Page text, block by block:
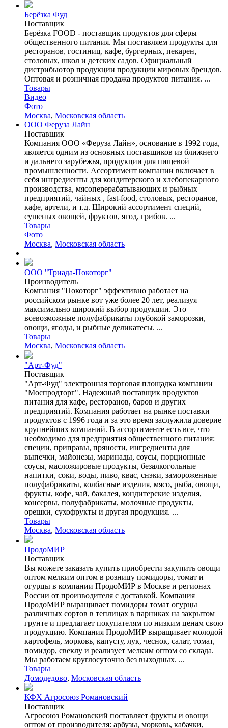
Берёзка Фуд
Поставщик
Берёзка FOOD - поставщик продуктов для сферы
общественного питания. Мы поставляем продукты для
ресторанов, гостиниц, кафе, бургерных, пекарен,
столовых, школ и детских садов. Официальный
дистрибьютор продукции продукции мировых брендов.
Оптовая и розничная продажа продуктов питания. ...
Товары
Видео
Фото
Москва, Московская область
ООО Феруза Лайн
Поставщик
Компания ООО «Феруза Лайн», основание в 1992 года,
является одним из основных поставщиков из ближнего
и дальнего зарубежья, продукции для пищевой
промышленности. Ассортимент компании включает в
себя ингредиенты для кондитерского и хлебопекарного
производства, мясоперерабатывающих и рыбных
предприятий, чайных , fast-food, столовых, ресторанов,
кафе, артели, и т.д. Широкий ассортимент специй,
сушеных овощей, фруктов, ягод, грибов. ...
Товары
Фото
Москва, Московская область
ООО "Триада-Покоторг"
Производитель
Компания "Покоторг" эффективно работает на
российском рынке вот уже более 20 лет, реализуя
максимально широкий выбор продукции. Это
всевозможные полуфабрикаты глубокой заморозки,
овощи, ягоды, и рыбные деликатесы. ...
Товары
Москва, Московская область
"Арт-Фуд"
Поставщик
"Арт-Фуд" электронная торговая площадка компании
"Моспродторг". Надежный поставщик продуктов
питания для кафе, ресторанов, баров и других
предприятий. Компания работает на рынке поставки
продуктов с 1996 года и за это время заслужила доверие
крупнейших компаний. В ассортименте есть все, что
необходимо для предприятия общественного питания:
специи, приправы, пряности, ингредиенты для
выпечки, майонезы, маринады, соусы, порционные
соусы, масложировые продукты, безалкогольные
напитки, соки, воды, пиво, квас, снэки, замороженные
полуфабрикаты, колбасные изделия, мясо, рыба, овощи,
фрукты, кофе, чай, бакалея, кондитерские изделия,
консервы, полуфабрикаты, молочные продукты,
орешки, сухофрукты и другая продукция. ...
Товары
Москва, Московская область
ПродоМИР
Поставщик
Вы можете заказать купить приобрести закупить овощи
оптом мелким оптом в розницу помидоры, томат и
огурцы в компании ПродоМИР в Москве и регионах
России от производителя с доставкой. Компания
ПродоМИР выращивает помидоры томат огурцы
различных сортов в теплицах в парниках на закрытом
грунте и предлагает покупателям по низким ценам свою
продукцию. Компания ПродоМИР выращивает молодой
картофель, морковь, капусту, лук, чеснок, салат, томат,
помидор, свеклу и реализует мелким оптом со склада.
Мы работаем круглосуточно без выходных. ...
Товары
Домодедово, Московская область
КФХ Агросоюз Романовский
Поставщик
Агросоюз Романовский поставляет фрукты и овощи
оптом от производителя: арбузы, морковь, кабачки,